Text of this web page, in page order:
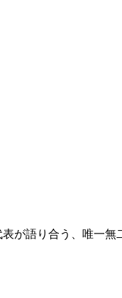
が語り合う、唯一無